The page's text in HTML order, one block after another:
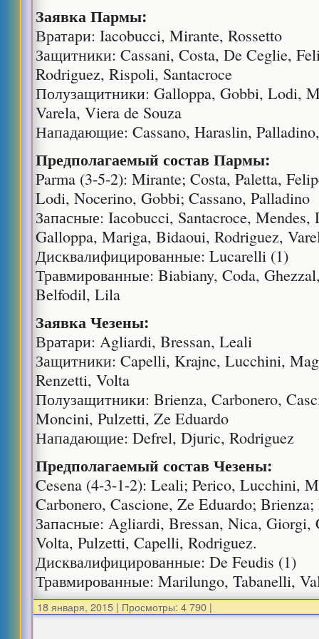
Заявка Пармы:
Вратари: Iacobucci, Mirante, Rossetto
Защитники: Cassani, Costa, De Ceglie,
Rodriguez, Rispoli, Santacroce
Полузащитники: Galloppa, Gobbi, Lodi,
Varela, Viera de Souza
Нападающие: Cassano, Haraslin,
Предполагаемый состав Пармы:
Parma (3-5-2): Mirante; Costa, Paletta,
Lodi, Nocerino, Gobbi; Cassano, Palladino
Запасные: Iacobucci, Santacroce,
Galloppa, Mariga, Bidaoui, Rodriguez,
Дисквалифицированные: Lucarelli (1)
Травмированные: Biabiany, Coda,
Belfodil, Lila
Заявка Чезены:
Вратари: Agliardi, Bressan, Leali
Защитники: Capelli, Krajnc, Lucchini,
Renzetti, Volta
Полузащитники: Brienza, Carbonero,
Moncini, Pulzetti, Ze Eduardo
Нападающие: Defrel, Djuric, Rodriguez
Предполагаемый состав Чезены:
Cesena (4-3-1-2): Leali; Perico, Lucchini,
Carbonero, Cascione, Ze Eduardo;
Запасные: Agliardi, Bressan, Nica,
Volta, Pulzetti, Capelli, Rodriguez.
Дисквалифицированные: De Feudis (1)
Травмированные: Marilungo, Tabanelli,
18 января, 2015 | Просмотры: 4 790 |